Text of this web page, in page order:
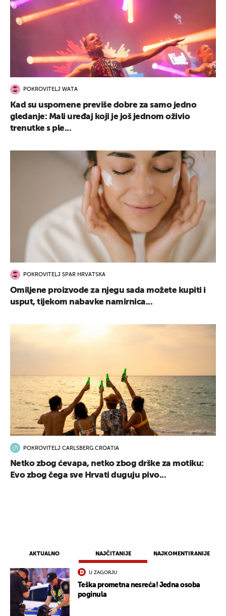
AKTUALNO NAJČITANIJE NAJKOMENTIRANIJE
U ZAGORJU
Teška prometna nesreća! Jedna osoba
poginula
POKROVITELJ WATA
Kad su uspomene previše dobre za samo jedno
gledanje: Mali uređaj koji je još jednom oživio
trenutke s ple...
POKROVITELJ SPAR HRVATSKA
Omiljene proizvode za njegu sada možete kupiti i
usput, tijekom nabavke namirnica...
POKROVITELJ CARLSBERG CROATIA
Netko zbog ćevapa, netko zbog drške za motiku:
Evo zbog čega sve Hrvati duguju pivo...